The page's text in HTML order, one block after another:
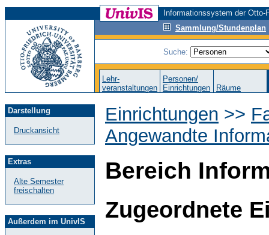
Informationssystem der
Sammlung/Stundenplan
Suche:
Lehr-
veranstaltungen
Personen/
Einrichtungen
Räume
Darstellung
Druckansicht
Extras
Alte Semester
freischalten
Außerdem im UnivIS
Einrichtungen >>
Angewandte
Bereich
Zugeordnete